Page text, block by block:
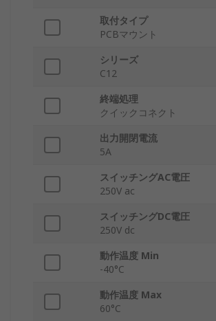
取付タイプ
PCBマウント
シリーズ
C12
終端処理
クイックコネクト
出力開閉電流
5A
スイッチングAC電圧
250V ac
スイッチングDC電圧
250V dc
動作温度 Min
-40°C
動作温度 Max
60°C